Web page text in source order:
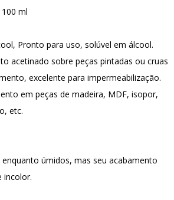
ml
Pronto para uso, solúvel em álcool.
acetinado sobre peças pintadas ou cruas
excelente para impermeabilização.
em peças de madeira, MDF, isopor,
etc.
úmidos, mas seu acabamento
incolor.